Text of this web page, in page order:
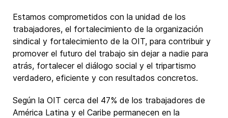
Estamos comprometidos con la unidad de los
trabajadores, el fortalecimiento de la organización
sindical y fortalecimiento de la OIT, para contribuir y
promover el futuro del trabajo sin dejar a nadie para
atrás, fortalecer el diálogo social y el tripartismo
verdadero, eficiente y con resultados concretos.
Según la OIT cerca del 47% de los trabajadores de
América Latina y el Caribe permanecen en la